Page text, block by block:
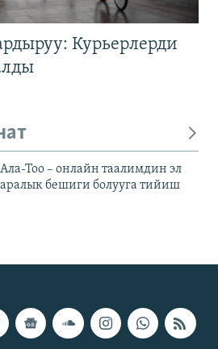
Курьерлерди
Ала-Тоо – онлайн таалимдин эл
аралык бешиги болууга тийиш